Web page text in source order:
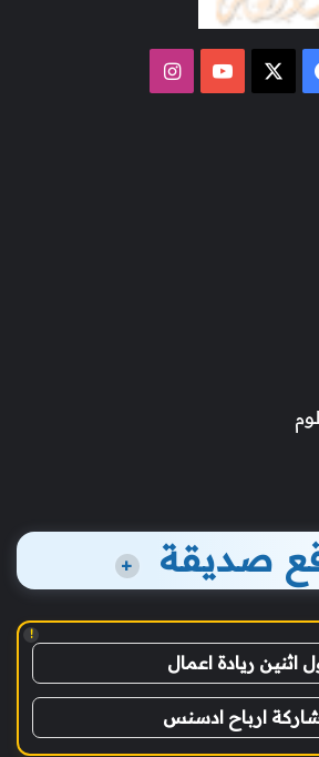
فيسبوك ‫YouTubeانستقرام
صديقة +
!
اثنين ريادة اعمال
ارباح ادسنس